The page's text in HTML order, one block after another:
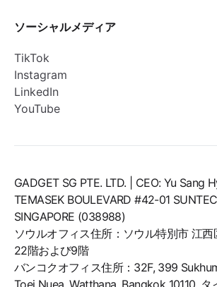
ソーシャルメディア
TikTok
Instagram
LinkedIn
YouTube
GADGET SG PTE. LTD. | CEO: Yu Sang
TEMASEK BOULEVARD #42-01
SINGAPORE (038988)
ソウルオフィス住所：ソウル特別市 江
22階および9階
バンコクオフィス住所：32F, 399